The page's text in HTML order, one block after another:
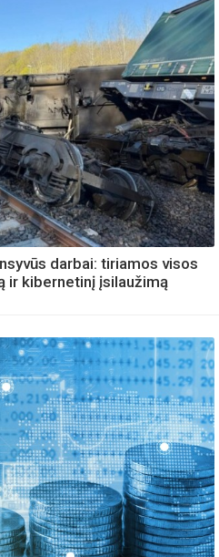
darbai: tiriamos visos
ir kibernetinį įsilaužimą